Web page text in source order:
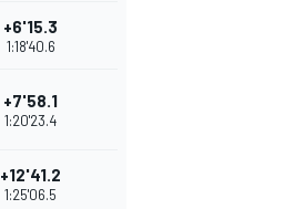
+6'15.3
1:18'40.6
+7'58.1
1:20'23.4
+12'41.2
1:25'06.5